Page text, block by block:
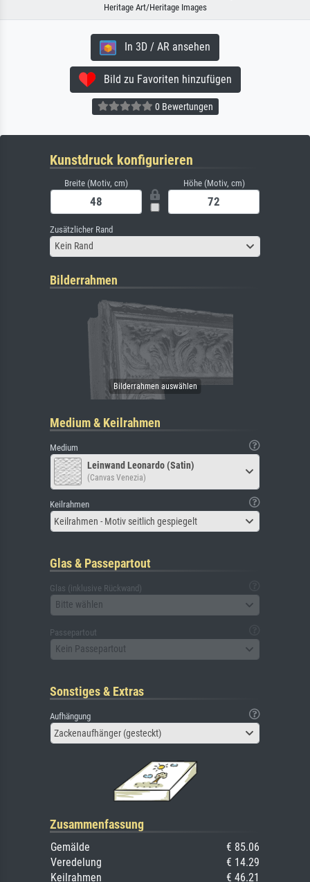
Heritage Art/Heritage Images
In 3D / AR ansehen
Bild zu Favoriten hinzufügen
0 Bewertungen
Kunstdruck konfigurieren
Breite (Motiv, cm) Höhe (Motiv, cm)
Zusätzlicher Rand
Kein Rand
Bilderrahmen
Medium & Keilrahmen
Medium
Leinwand Leonardo (Satin)
(Canvas Venezia)
Keilrahmen
Keilrahmen - Motiv seitlich gespiegelt
Glas & Passepartout
Glas (inklusive Rückwand)
Bitte wählen
Passepartout
Kein Passepartout
Sonstiges & Extras
Aufhängung
Zackenaufhänger (gesteckt)
Zusammenfassung
Gemälde
€ 85.06
Veredelung
€ 14.29
Keilrahmen
€ 46.21